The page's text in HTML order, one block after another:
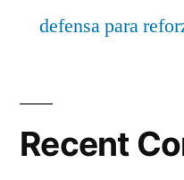
defensa para
Recent